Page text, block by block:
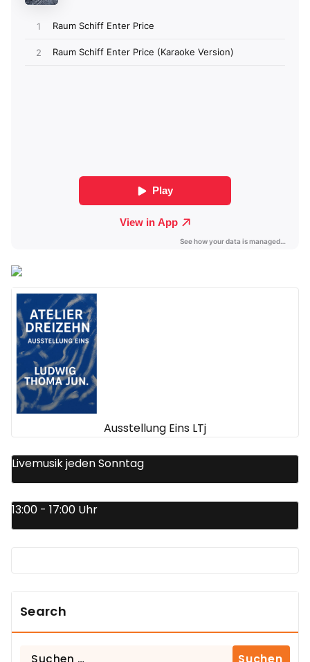
Ausstellung Eins LTj
Livemusik jeden Sonntag
13:00 - 17:00 Uhr
Search
Suchen